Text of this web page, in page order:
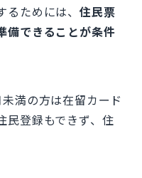
るためには、住民票
備できることが条件
満の方は在留カード
民登録もできず、住